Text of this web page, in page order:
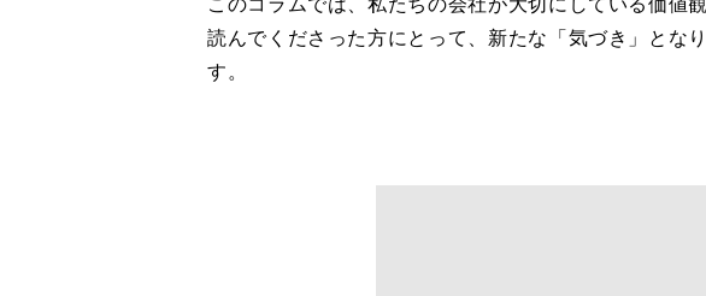
読んでくださった方にとって、新たな「気づき」とな
す。